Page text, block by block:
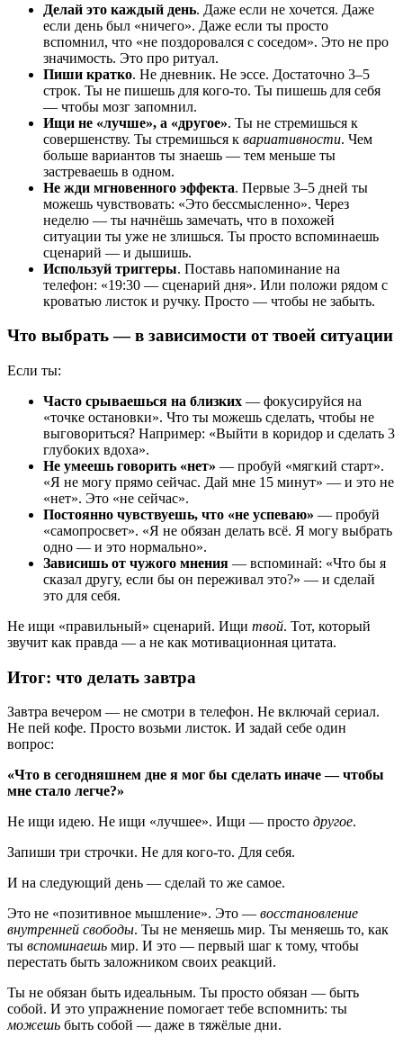
Делай это каждый день. Даже если не хочется. Даже
если день был «ничего». Даже если ты просто
вспомнил, что «не поздоровался с соседом». Это не про
значимость. Это про ритуал.
Пиши кратко. Не дневник. Не эссе. Достаточно 3–5
строк. Ты не пишешь для кого-то. Ты пишешь для себя
— чтобы мозг запомнил.
Ищи не «лучше», а «другое». Ты не стремишься к
совершенству. Ты стремишься к вариативности. Чем
больше вариантов ты знаешь — тем меньше ты
застреваешь в одном.
Не жди мгновенного эффекта. Первые 3–5 дней ты
можешь чувствовать: «Это бессмысленно». Через
неделю — ты начнёшь замечать, что в похожей
ситуации ты уже не злишься. Ты просто вспоминаешь
сценарий — и дышишь.
Используй триггеры. Поставь напоминание на
телефон: «19:30 — сценарий дня». Или положи рядом с
кроватью листок и ручку. Просто — чтобы не забыть.
Что выбрать — в зависимости от твоей ситуации
Если ты:
Часто срываешься на близких — фокусируйся на
«точке остановки». Что ты можешь сделать, чтобы не
выговориться? Например: «Выйти в коридор и сделать 3
глубоких вдоха».
Не умеешь говорить «нет» — пробуй «мягкий старт».
«Я не могу прямо сейчас. Дай мне 15 минут» — и это не
«нет». Это «не сейчас».
Постоянно чувствуешь, что «не успеваю» — пробуй
«самопросвет». «Я не обязан делать всё. Я могу выбрать
одно — и это нормально».
Зависишь от чужого мнения — вспоминай: «Что бы я
сказал другу, если бы он переживал это?» — и сделай
это для себя.
Не ищи «правильный» сценарий. Ищи твой. Тот, который
звучит как правда — а не как мотивационная цитата.
Итог: что делать завтра
Завтра вечером — не смотри в телефон. Не включай сериал.
Не пей кофе. Просто возьми листок. И задай себе один
вопрос:
«Что в сегодняшнем дне я мог бы сделать иначе — чтобы
мне стало легче?»
Не ищи идею. Не ищи «лучшее». Ищи — просто другое.
Запиши три строчки. Не для кого-то. Для себя.
И на следующий день — сделай то же самое.
Это не «позитивное мышление». Это — восстановление
внутренней свободы. Ты не меняешь мир. Ты меняешь то, как
ты вспоминаешь мир. И это — первый шаг к тому, чтобы
перестать быть заложником своих реакций.
Ты не обязан быть идеальным. Ты просто обязан — быть
собой. И это упражнение помогает тебе вспомнить: ты
можешь быть собой — даже в тяжёлые дни.